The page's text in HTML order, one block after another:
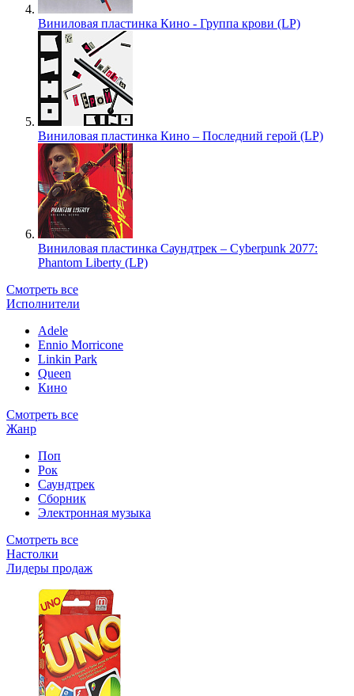
Виниловая пластинка Кино - Группа крови (LP)
Виниловая пластинка Кино – Последний герой (LP)
Виниловая пластинка Саундтрек – Cyberpunk 2077:
Phantom Liberty (LP)
Смотреть все
Исполнители
Adele
Ennio Morricone
Linkin Park
Queen
Кино
Смотреть все
Жанр
Поп
Рок
Саундтрек
Сборник
Электронная музыка
Смотреть все
Настолки
Лидеры продаж